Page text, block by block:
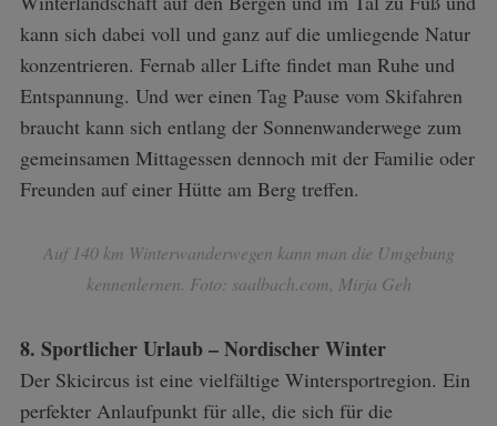
kann sich dabei voll und ganz auf die umliegende Natur
konzentrieren. Fernab aller Lifte findet man Ruhe und
Entspannung. Und wer einen Tag Pause vom Skifahren
braucht kann sich entlang der Sonnenwanderwege zum
gemeinsamen Mittagessen dennoch mit der Familie oder
Freunden auf einer Hütte am Berg treffen.
Auf 140 km Winterwanderwegen kann man die Umgebung
kennenlernen. Foto: saalbach.com, Mirja Geh
8. Sportlicher Urlaub – Nordischer Winter
Der Skicircus ist eine vielfältige Wintersportregion. Ein
perfekter Anlaufpunkt für alle, die sich für die